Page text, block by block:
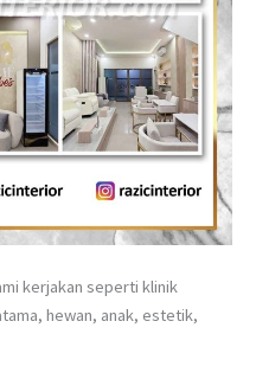
kerjakan seperti klinik
hewan, anak, estetik,